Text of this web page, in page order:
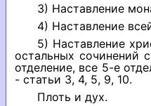
3) Наставление
4) Наставление
5) Наставление
остальных сочинений
отделение, все 5-е
- статьи 3, 4, 5, 9, 10.
Плоть и дух.